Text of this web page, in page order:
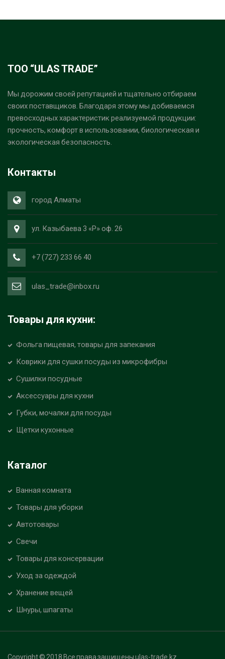
ТОО “ULAS TRADE”
Мы дорожим своей репутацией и тщательно отбираем
своих поставщиков. Благодаря этому мы добиваемся
превосходных характеристик реализуемой продукции:
прочность, комфорт в использовании, биологическая и
экологическая безопасность.
Контакты
город Алматы
ул. Казыбаева 3 «Р» оф. 26
+7 (727) 233 66 40
ulas_trade@inbox.ru
Товары для кухни:
Фольга пищевая, товары для запекания
Коврики для сушки посуды из микрофибры
Сушилки посудные
Аксессуары для кухни
Губки, мочалки для посуды
Щетки кухонные
Каталог
Ванная комната
Товары для уборки
Автотовары
Свечи
Товары для консервации
Уход за одеждой
Хранение вещей
Шнуры, шпагаты
Copyright © 2018 Все права защищены ulas-trade.kz